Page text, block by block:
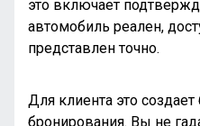
это включает
автомобиль реален,
представлен точно.
Для клиента это
бронирования. Вы не